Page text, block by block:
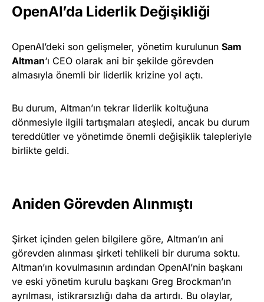
OpenAI’da Liderlik Değişikliği
OpenAI’deki son gelişmeler, yönetim kurulunun Sam
Altman‘ı CEO olarak ani bir şekilde görevden
almasıyla önemli bir liderlik krizine yol açtı.
Bu durum, Altman’ın tekrar liderlik koltuğuna
dönmesiyle ilgili tartışmaları ateşledi, ancak bu durum
tereddütler ve yönetimde önemli değişiklik talepleriyle
birlikte geldi.
Aniden Görevden Alınmıştı
Şirket içinden gelen bilgilere göre, Altman’ın ani
görevden alınması şirketi tehlikeli bir duruma soktu.
Altman’ın kovulmasının ardından OpenAI’nin başkanı
ve eski yönetim kurulu başkanı Greg Brockman’ın
ayrılması, istikrarsızlığı daha da artırdı. Bu olaylar,